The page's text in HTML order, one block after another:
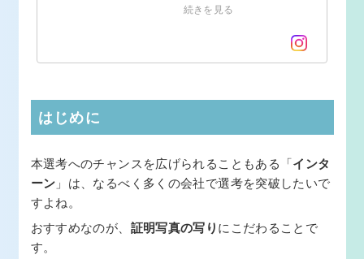
続きを見る
はじめに
本選考へのチャンスを広げられることもある「インタ
ーン 」は、なるべく多くの会社で選考を突破したいで
すよね。
おすすめなのが、 証明写真の写りにこだわることで
す。